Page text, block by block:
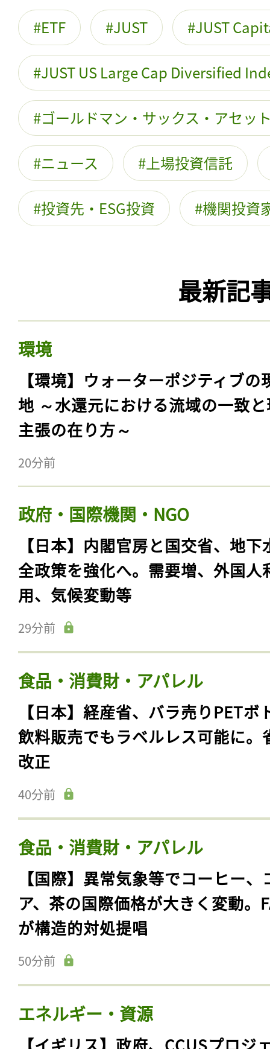
ETF JUST JUST
JUST US Large Cap Diversified
ゴールドマン・サックス・アセッ
ニュース 上場投資信託
投資先・ESG投資 機関投資
最新記
環境
【環境】ウォーターポジティブの
地 ～水還元における流域の一致
主張の在り方～
20分前
政府・国際機関・NGO
【日本】内閣官房と国交省、地下
全政策を強化へ。需要増、外国人
用、気候変動等
29分前
食品・消費財・アパレル
【日本】経産省、バラ売りPETボ
飲料販売でもラベルレス可能に。
改正
40分前
食品・消費財・アパレル
【国際】異常気象等でコーヒー、
ア、茶の国際価格が大きく変動。
が構造的対処提唱
50分前
エネルギー・資源